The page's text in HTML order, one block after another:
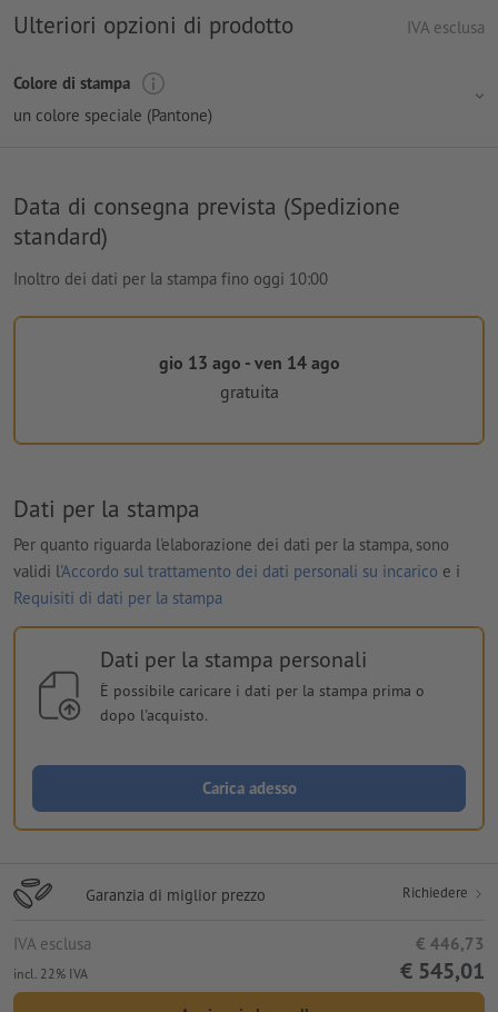
Ulteriori opzioni di prodotto IVA esclusa
Colore di stampa
un colore speciale (Pantone)
Data di consegna prevista (Spedizione
standard)
Inoltro dei dati per la stampa fino oggi 10:00
gio 13 ago - ven 14 ago
gratuita
Dati per la stampa
Per quanto riguarda l'elaborazione dei dati per la stampa, sono
validi l'Accordo sul trattamento dei dati personali su incarico e i
Requisiti di dati per la stampa
Dati per la stampa personali
È possibile caricare i dati per la stampa prima o
dopo l'acquisto.
Carica adesso
Garanzia di miglior prezzo Richiedere
IVA esclusa € 446,73
incl. 22% IVA € 545,01